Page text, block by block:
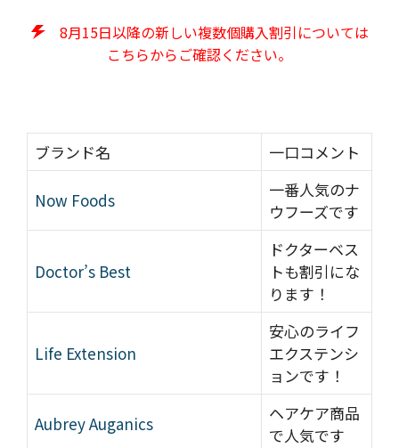
8月15日以降の新しい複数個購入割引については
こちらからご確認ください。
ブランド名 一口コメント
Now Foods
一番人気のナ
ウフーズです
Doctor’s Best
ドクターベス
トも割引にな
ります！
Life Extension
安心のライフ
エクステンシ
ョンです！
Aubrey Auganics
ヘアケア商品
で人気です